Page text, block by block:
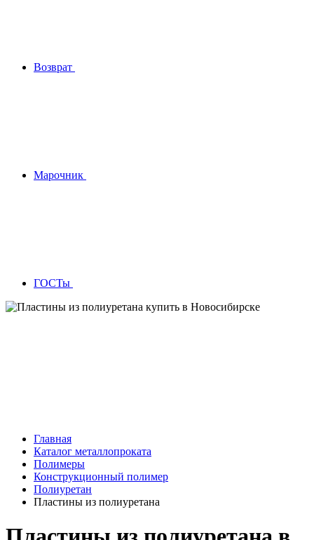
Возврат
Марочник
ГОСТы
Главная
Каталог металлопроката
Полимеры
Конструкционный полимер
Полиуретан
Пластины из полиуретана